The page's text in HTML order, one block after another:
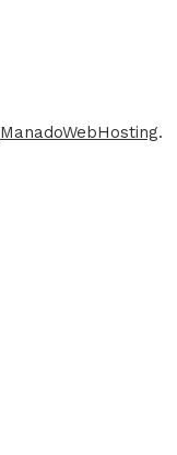
ManadoWebHosting.